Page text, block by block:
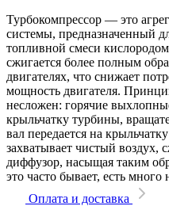
Турбокомпрессор — это
системы, предназначенный
топливной смеси
сжигается более полным
двигателях, что снижает
мощность двигателя.
несложен: горячие
крыльчатку турбины,
вал передается на
захватывает чистый воздух,
диффузор, насыщая таким
это часто бывает, есть много
Оплата и доставка